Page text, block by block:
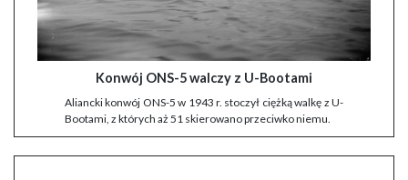
Konwój ONS-5 walczy z U-Bootami
Aliancki konwój ONS-5 w 1943 r. stoczył ciężką walkę z U-
Bootami, z których aż 51 skierowano przeciwko niemu.